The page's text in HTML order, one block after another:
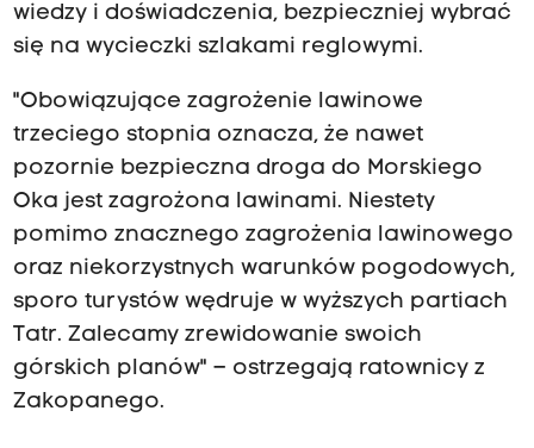
wiedzy i doświadczenia, bezpieczniej wybrać
się na wycieczki szlakami reglowymi.
"Obowiązujące zagrożenie lawinowe
trzeciego stopnia oznacza, że nawet
pozornie bezpieczna droga do Morskiego
Oka jest zagrożona lawinami. Niestety
pomimo znacznego zagrożenia lawinowego
oraz niekorzystnych warunków pogodowych,
sporo turystów wędruje w wyższych partiach
Tatr. Zalecamy zrewidowanie swoich
górskich planów" – ostrzegają ratownicy z
Zakopanego.